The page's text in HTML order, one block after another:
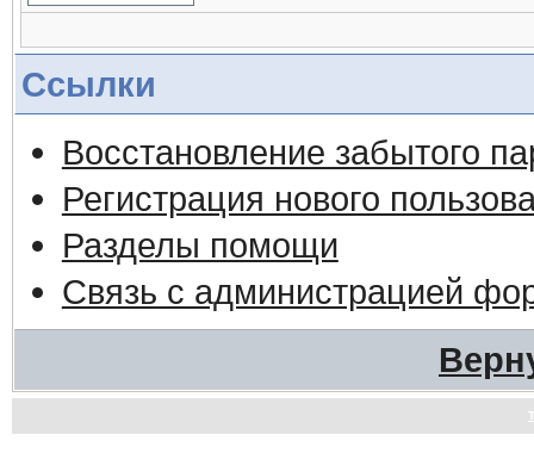
Ссылки
Восстановление забытого
Регистрация нового
Разделы помощи
Связь с администрацией